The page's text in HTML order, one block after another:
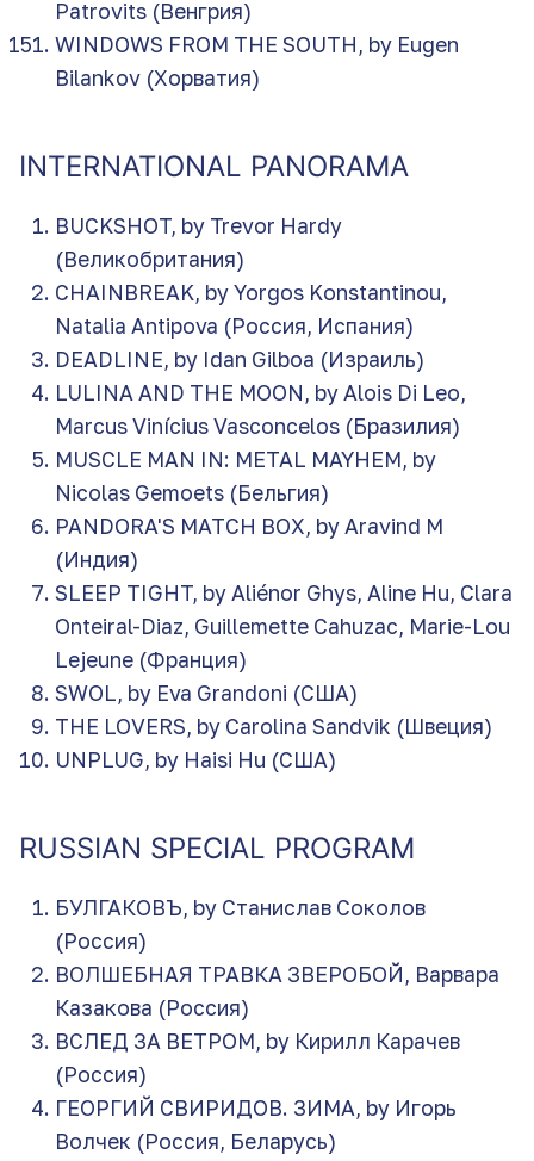
Patrovits (Венгрия)
WINDOWS FROM THE SOUTH, by Eugen
Bilankov (Хорватия)
INTERNATIONAL PANORAMA
BUCKSHOT, by Trevor Hardy
(Великобритания)
CHAINBREAK, by Yorgos Konstantinou,
Natalia Antipova (Россия, Испания)
DEADLINE, by Idan Gilboa (Израиль)
LULINA AND THE MOON, by Alois Di Leo,
Marcus Vinícius Vasconcelos (Бразилия)
MUSCLE MAN IN: METAL MAYHEM, by
Nicolas Gemoets (Бельгия)
PANDORA'S MATCH BOX, by Aravind M
(Индия)
SLEEP TIGHT, by Aliénor Ghys, Aline Hu, Clara
Onteiral-Diaz, Guillemette Cahuzac, Marie-Lou
Lejeune (Франция)
SWOL, by Eva Grandoni (США)
THE LOVERS, by Carolina Sandvik (Швеция)
UNPLUG, by Haisi Hu (США)
RUSSIAN SPECIAL PROGRAM
БУЛГАКОВЪ, by Станислав Соколов
(Россия)
ВОЛШЕБНАЯ ТРАВКА ЗВЕРОБОЙ, Варвара
Казакова (Россия)
ВСЛЕД ЗА ВЕТРОМ, by Кирилл Карачев
(Россия)
ГЕОРГИЙ СВИРИДОВ. ЗИМА, by Игорь
Волчек (Россия, Беларусь)